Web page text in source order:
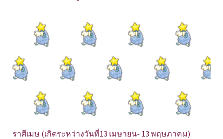
ราศีเมษ (เกิดระหว่างวันที่13 เมษายน- 13 พฤษภาคม)